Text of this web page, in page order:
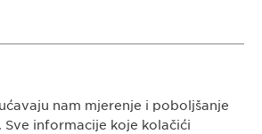
BOSNA I HERCEGOVINA
i Hercegovina
nam mjerenje i poboljšanje
Sve informacije koje kolačići